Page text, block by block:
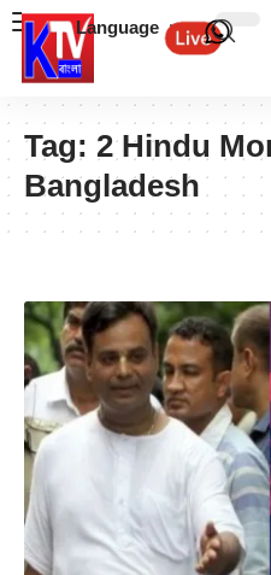
Language
Tag: 2 Hindu
Bangladesh